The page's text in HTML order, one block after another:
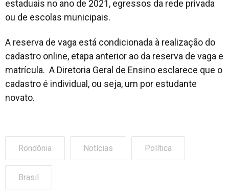
estaduais no ano de 2021, egressos da rede privada
ou de escolas municipais.
A reserva de vaga está condicionada à realização do
cadastro online, etapa anterior ao da reserva de vaga e
matrícula. A Diretoria Geral de Ensino esclarece que o
cadastro é individual, ou seja, um por estudante
novato.
Rondônia Notícias Política
Brasil